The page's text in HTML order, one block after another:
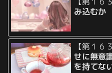
み込むか
【第１６
せに無意
を持てな